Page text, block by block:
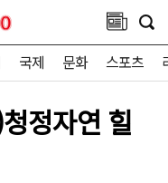
국제 문화 스포츠
정자연 힐